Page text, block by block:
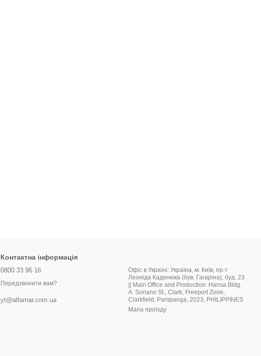
Контактна інформація
0800 33 96 16
Передзвонити вам?
yt@alfamar.com.ua
Офіс в Україні: Україна, м. Київ, пр-т
Леоніда Каденюка (був. Гагаріна), буд. 23
|| Main Office and Production: Hansa Bldg.
A. Soriano St., Clark, Freeport Zone,
Clarkfield, Pampanga, 2023, PHILIPPINES
Мапа проїзду